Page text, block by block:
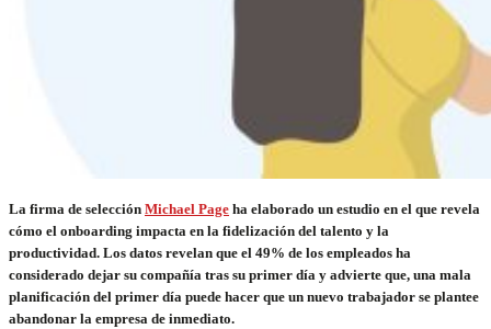
La firma de selección Michael Page ha elaborado un estudio en el que revela
cómo el onboarding impacta en la fidelización del talento y la
productividad. Los datos revelan que el 49% de los empleados ha
considerado dejar su compañía tras su primer día y advierte que, una mala
planificación del primer día puede hacer que un nuevo trabajador se plantee
abandonar la empresa de inmediato.